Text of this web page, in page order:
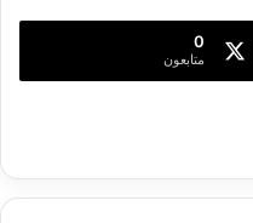
0
متابعون